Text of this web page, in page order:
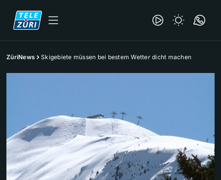
ZüriNews Skigebiete müssen bei bestem Wetter dicht machen